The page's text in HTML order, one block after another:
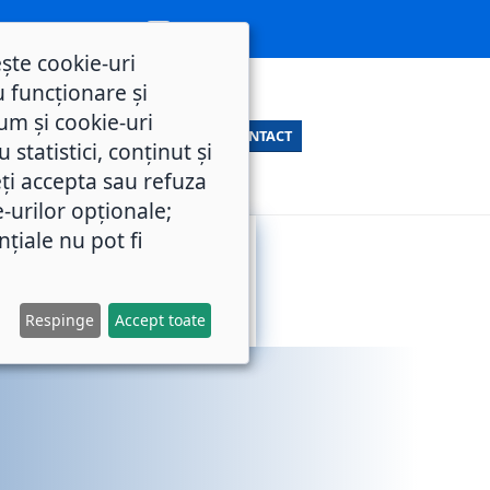
CONTACT
cookie-uri
funcționare și
și cookie-uri
statistici, conținut și
accepta sau refuza
urilor opționale;
nu pot fi
Respinge Accept toate